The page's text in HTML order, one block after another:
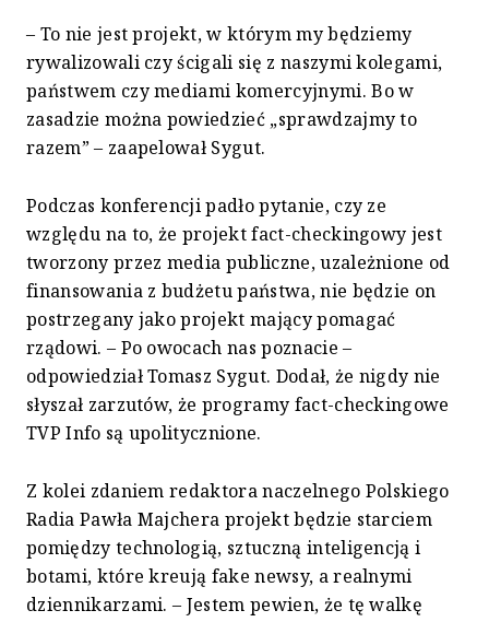
– To nie jest projekt, w którym my będziemy
rywalizowali czy ścigali się z naszymi kolegami,
państwem czy mediami komercyjnymi. Bo w
zasadzie można powiedzieć „sprawdzajmy to
razem” – zaapelował Sygut.
Podczas konferencji padło pytanie, czy ze
względu na to, że projekt fact-checkingowy jest
tworzony przez media publiczne, uzależnione od
finansowania z budżetu państwa, nie będzie on
postrzegany jako projekt mający pomagać
rządowi. – Po owocach nas poznacie –
odpowiedział Tomasz Sygut. Dodał, że nigdy nie
słyszał zarzutów, że programy fact-checkingowe
TVP Info są upolitycznione.
Z kolei zdaniem redaktora naczelnego Polskiego
Radia Pawła Majchera projekt będzie starciem
pomiędzy technologią, sztuczną inteligencją i
botami, które kreują fake newsy, a realnymi
dziennikarzami. – Jestem pewien, że tę walkę